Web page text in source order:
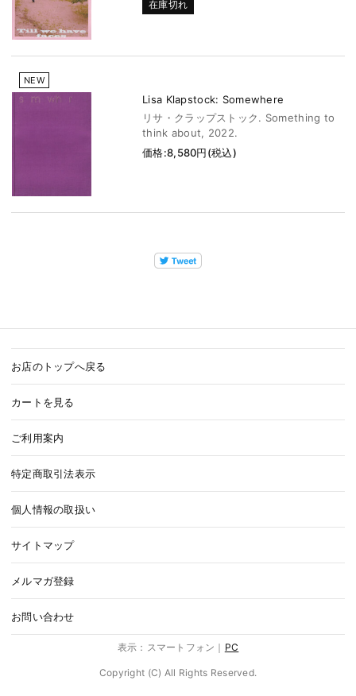
在庫切れ
NEW
Lisa Klapstock: Somewhere
リサ・クラップストック. Something to
think about, 2022.
価格:8,580円(税込)
お店のトップへ戻る
カートを見る
ご利用案内
特定商取引法表示
個人情報の取扱い
サイトマップ
メルマガ登録
お問い合わせ
表示：スマートフォン｜ PC
Copyright (C) All Rights Reserved.